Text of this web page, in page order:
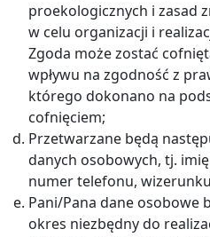
proekologicznych i zasad
w celu organizacji i
Zgoda może zostać
wpływu na zgodność z
którego dokonano na
cofnięciem;
Przetwarzane będą
danych osobowych, tj.
numer telefonu,
Pani/Pana dane osobowe
okres niezbędny do